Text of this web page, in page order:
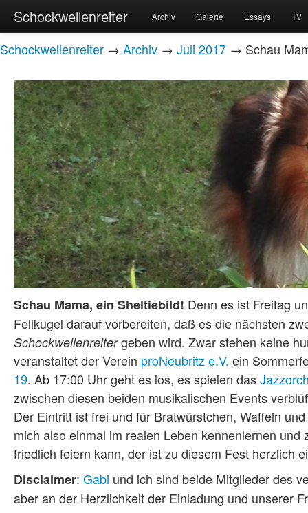
Schockwellenreiter Archiv Galerie Essays TV
Schockwellenreiter → Archiv → Juli 2017 → Schau
Schau Mama, ein Sheltiebild! Denn es ist Freitag
Fellkugel darauf vorbereiten, daß es die nächsten
Schockwellenreitergeben wird. Zwar stehen keine
veranstaltet der Verein proNeubritz e.V. ein
19. Ab 17:00 Uhr geht es los, es spielen das
zwischen diesen beiden musikalischen Events
Der Eintritt ist frei und für Bratwürstchen, Waffeln
mich also einmal im realen Leben kennenlernen
friedlich feiern kann, der ist zu diesem Fest herzlich
Disclaimer: Gabi und ich sind beide Mitglieder des
aber an der Herzlichkeit der Einladung und unserer